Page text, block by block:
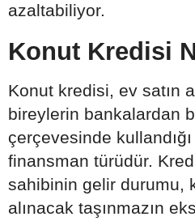
azaltabiliyor.
Konut Kredisi
Konut kredisi, ev satın
bireylerin bankalardan
çerçevesinde
finansman türüdür.
sahibinin gelir durumu,
alınacak taşınmazın